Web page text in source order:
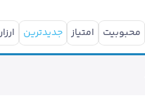
محبوبیت امتیاز جدیدترین